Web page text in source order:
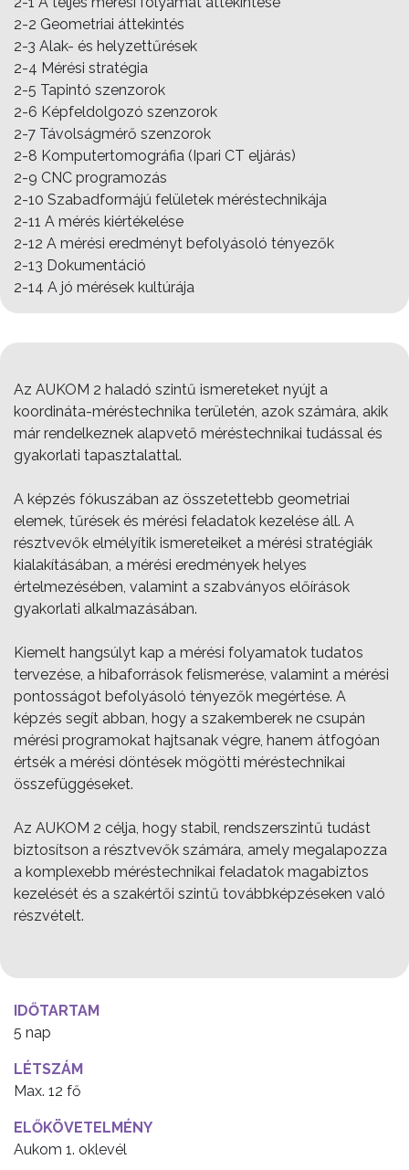
2-2 Geometriai áttekintés
2-3 Alak- és helyzettűrések
2-4 Mérési stratégia
2-5 Tapintó szenzorok
2-6 Képfeldolgozó szenzorok
2-7 Távolságmérő szenzorok
2-8 Komputertomográfia (Ipari CT eljárás)
2-9 CNC programozás
2-10 Szabadformájú felületek méréstechnikája
2-11 A mérés kiértékelése
2-12 A mérési eredményt befolyásoló tényezők
2-13 Dokumentáció
2-14 A jó mérések kultúrája
Az AUKOM 2 haladó szintű ismereteket nyújt a
koordináta-méréstechnika területén, azok számára, akik
már rendelkeznek alapvető méréstechnikai tudással és
gyakorlati tapasztalattal.
A képzés fókuszában az összetettebb geometriai
elemek, tűrések és mérési feladatok kezelése áll. A
résztvevők elmélyítik ismereteiket a mérési stratégiák
kialakításában, a mérési eredmények helyes
értelmezésében, valamint a szabványos előírások
gyakorlati alkalmazásában.
Kiemelt hangsúlyt kap a mérési folyamatok tudatos
tervezése, a hibaforrások felismerése, valamint a mérési
pontosságot befolyásoló tényezők megértése. A
képzés segít abban, hogy a szakemberek ne csupán
mérési programokat hajtsanak végre, hanem átfogóan
értsék a mérési döntések mögötti méréstechnikai
összefüggéseket.
Az AUKOM 2 célja, hogy stabil, rendszerszintű tudást
biztosítson a résztvevők számára, amely megalapozza
a komplexebb méréstechnikai feladatok magabiztos
kezelését és a szakértői szintű továbbképzéseken való
részvételt.
IDŐTARTAM
5 nap
LÉTSZÁM
Max. 12 fő
ELŐKÖVETELMÉNY
Aukom 1. oklevél